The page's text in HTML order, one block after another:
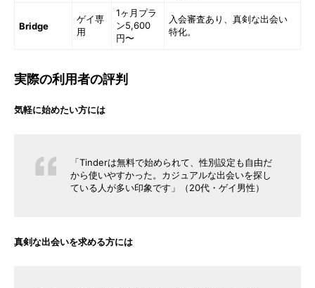
Bridge
ゲイ専
用
1ヶ月プラ
ン5,600
円〜
入会審査あり、真剣な出会い
特化。
実際の利用者の評判
気軽に始めたい方には
「Tinderは無料で始められて、性別設定も自由だ
から使いやすかった。カジュアルな出会いを探し
ている人が多い印象です」（20代・ゲイ男性）
真剣な出会いを求める方には